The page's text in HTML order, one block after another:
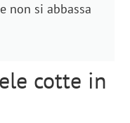
non si abbassa
cotte in